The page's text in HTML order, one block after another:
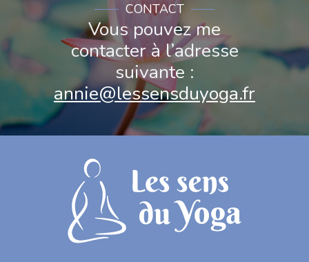
CONTACT​
Vous pouvez me
contacter à l’adresse
suivante :
annie@lessensduyoga.fr